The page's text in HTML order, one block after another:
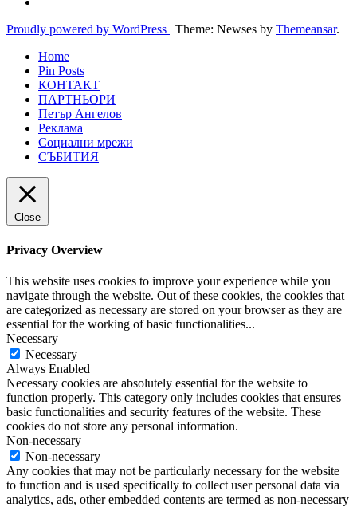
Proudly powered by WordPress Theme: Newses by Themeansar.
Home
Pin Posts
КОНТАКТ
ПАРТНЬОРИ
Петър Ангелов
Реклама
Социални мрежи
СЪБИТИЯ
Close
Privacy Overview
This website uses cookies to improve your experience while you
navigate through the website. Out of these cookies, the cookies that
are categorized as necessary are stored on your browser as they are
essential for the working of basic functionalities...
Necessary
Necessary
Always Enabled
Necessary cookies are absolutely essential for the website to
function properly. This category only includes cookies that ensures
basic functionalities and security features of the website. These
cookies do not store any personal information.
Non-necessary
Non-necessary
Any cookies that may not be particularly necessary for the website
to function and is used specifically to collect user personal data via
analytics, ads, other embedded contents are termed as non-necessary